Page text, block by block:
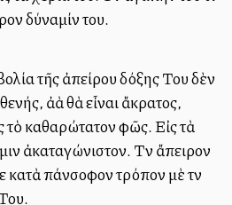
δύναμίν του.
τῆς ἀπείρου δόξης Του δὲν
ἀλλὰ θὰ εἶναι ἄκρατος,
τὸ καθαρώτατον φῶς. Εἰς τὰ
ἀκαταγώνιστον. Τὴν ἄπειρον
πάνσοφον τρόπον μὲ τὴν